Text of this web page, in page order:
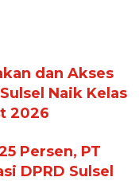
dan Akses
Naik Kelas
2026
Persen, PT
DPRD Sulsel